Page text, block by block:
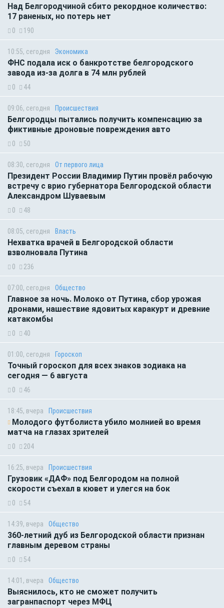
Над Белгородчиной сбито рекордное количество:
17 раненых, но потерь нет
0 190
10:55, сегодня Экономика
ФНС подала иск о банкротстве белгородского
завода из-за долга в 74 млн рублей
0 44
09:06, сегодня Происшествия
Белгородцы пытались получить компенсацию за
фиктивные дроновые повреждения авто
0 50
08:30, сегодня От первого лица
Президент России Владимир Путин провёл рабочую
встречу с врио губернатора Белгородской области
Александром Шуваевым
0 48
08:05, сегодня Власть
Нехватка врачей в Белгородской области
взволновала Путина
0 236
07:00, сегодня Общество
Главное за ночь. Молоко от Путина, сбор урожая
дронами, нашествие ядовитых каракурт и древние
катакомбы
0 40
01:00, сегодня Гороскоп
Точный гороскоп для всех знаков зодиака на
сегодня — 6 августа
0 46
18:45, вчера Происшествия
Молодого футболиста убило молнией во время
матча на глазах зрителей
0 204
16:25, вчера Происшествия
Грузовик «ДАФ» под Белгородом на полной
скорости съехал в кювет и улегся на бок
0 54
14:39, вчера Общество
360-летний дуб из Белгородской области признан
главным деревом страны
0 54
14:01, вчера Общество
Выяснилось, кто не сможет получить
загранпаспорт через МФЦ